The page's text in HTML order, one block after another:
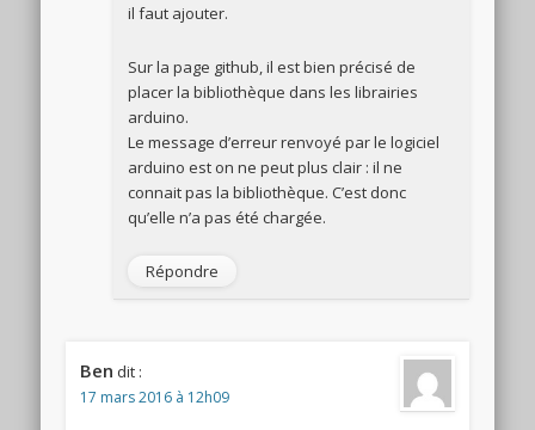
il faut ajouter.
Sur la page github, il est bien précisé de
placer la bibliothèque dans les librairies
arduino.
Le message d’erreur renvoyé par le logiciel
arduino est on ne peut plus clair : il ne
connait pas la bibliothèque. C’est donc
qu’elle n’a pas été chargée.
Répondre
Ben dit :
17 mars 2016 à 12h09